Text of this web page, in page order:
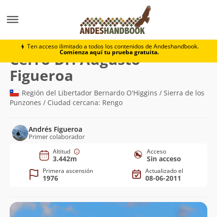
Ten acceso ilimitado a todos los contenidos de Andeshandbook.
Comienza aquí tu prueba gratuita.
Cerro Dr. Augusto Figueroa
Cerro Dr. Augusto
Figueroa (3.442m)
Región del Libertador Bernardo O'Higgins / Sierra de los
Punzones / Ciudad cercana: Rengo
Andrés Figueroa
Primer colaborador
Altitud
3.442m
Acceso
Sin acceso
Primera ascensión
1976
Actualizado el
08-06-2011